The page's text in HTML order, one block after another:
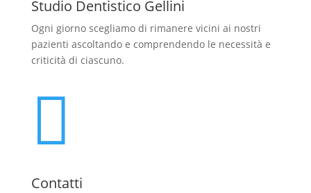
Studio Dentistico Gellini
Ogni giorno scegliamo di rimanere vicini ai nostri
pazienti ascoltando e comprendendo le necessità e
criticità di ciascuno.

Contatti